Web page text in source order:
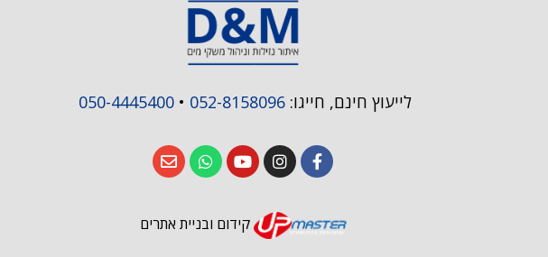
לייעוץ חינם, חייגו: 052-8158096
•
050-4445400
קידום ובניית אתרים